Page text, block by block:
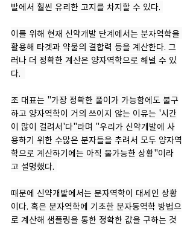
발에서 훨씬 유리한 고지를 차지할 수 있다.
이를 위해 현재 신약개발 단계에서는 분자역학을
활용해 타겟과 약물의 결합력 등을 계산한다. 그
러나 더 정확한 계산은 양자역학으로 해낼 수 있
다.
조 대표는 "가장 정확한 풀이가 가능함에도 불구
하고 양자역학이 거의 쓰이지 않는 이유는 '시간
이 많이 걸려서'다"라며 "우리가 신약개발에 사
용하기 위한 수많은 분자들을 추려서 모두 양자역
학으로 계산하기에는 아직 불가능한 상황"이라
고 설명했다.
때문에 신약개발에서는 분자역학이 대세인 상황
이다. 혹은 분자역학에 기초한 분자동역학 방법으
로 계산해 샘플링을 통한 정확한 값을 구하는 것